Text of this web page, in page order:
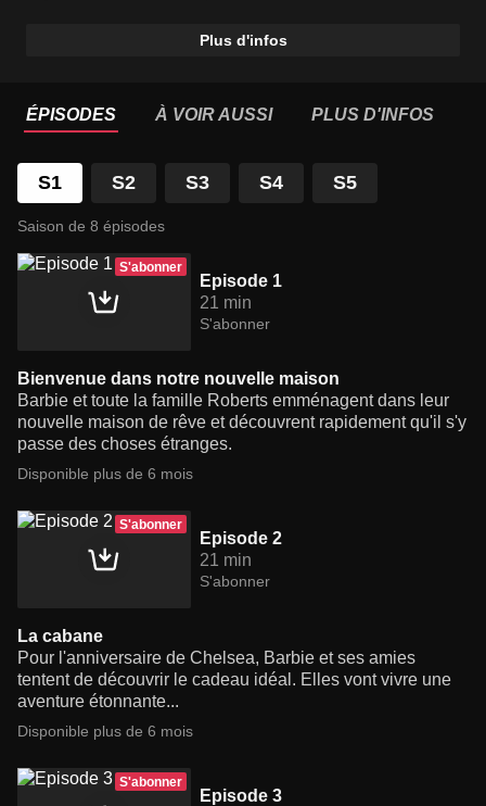
Plus d'infos
ÉPISODES À VOIR AUSSI PLUS D'INFOS
S1 S2 S3 S4 S5
Saison de 8 épisodes
S'abonner
Episode 1
21 min
S'abonner
Bienvenue dans notre nouvelle maison
Barbie et toute la famille Roberts emménagent dans leur
nouvelle maison de rêve et découvrent rapidement qu'il s'y
passe des choses étranges.
Disponible plus de 6 mois
S'abonner
Episode 2
21 min
S'abonner
La cabane
Pour l'anniversaire de Chelsea, Barbie et ses amies
tentent de découvrir le cadeau idéal. Elles vont vivre une
aventure étonnante...
Disponible plus de 6 mois
S'abonner
Episode 3